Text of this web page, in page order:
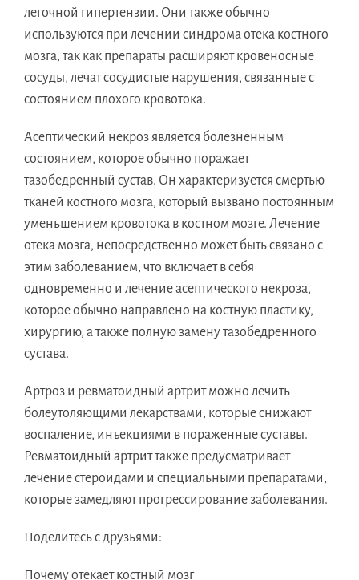
легочной гипертензии. Они также обычно
используются при лечении синдрома отека костного
мозга, так как препараты расширяют кровеносные
сосуды, лечат сосудистые нарушения, связанные с
состоянием плохого кровотока.
Асептический некроз является болезненным
состоянием, которое обычно поражает
тазобедренный сустав. Он характеризуется смертью
тканей костного мозга, который вызвано постоянным
уменьшением кровотока в костном мозге. Лечение
отека мозга, непосредственно может быть связано с
этим заболеванием, что включает в себя
одновременно и лечение асептического некроза,
которое обычно направлено на костную пластику,
хирургию, а также полную замену тазобедренного
сустава.
Артроз и ревматоидный артрит можно лечить
болеутоляющими лекарствами, которые снижают
воспаление, инъекциями в пораженные суставы.
Ревматоидный артрит также предусматривает
лечение стероидами и специальными препаратами,
которые замедляют прогрессирование заболевания.
Поделитесь с друзьями:
Почему отекает костный мозг